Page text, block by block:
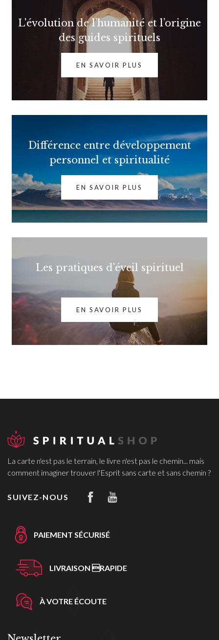
L'évolution de l’humanité et l’origine
des guides spirituels
EN SAVOIR PLUS
Différence entre développement
personnel et spiritualité
EN SAVOIR PLUS
Les pratiques d'éveil spirituel
EN SAVOIR PLUS
La carte n'est pas le terrain, le livre n'est pas le chemin... mais
comment imaginer trouver l'Esprit sans carte et sans chemin ?
SUIVEZ-NOUS
PAIEMENT SÉCURISÉ
LIVRAISON RAPIDE
À VOTRE ÉCOUTE